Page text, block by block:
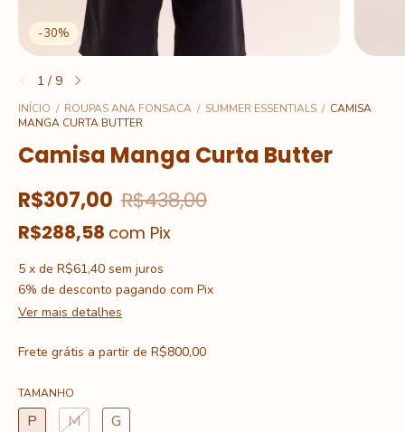
-30%
1 / 9
INÍCIO / ROUPAS ANA FONSACA / SUMMER ESSENTIALS / CAMISA
MANGA CURTA BUTTER
Camisa Manga Curta Butter
R$307,00 R$438,00
R$288,58 com Pix
5 x de R$61,40 sem juros
6% de desconto pagando com Pix
Ver mais detalhes
Frete grátis a partir de R$800,00
TAMANHO
P M G